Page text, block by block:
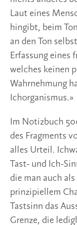
Laut eines
hingibt, beim
an den Ton
Erfassung eines
welches keinen
Wahrnehmung
Ichorganismus.»
Im Notizbuch
des Fragments
alles Urteil.
Tast- und Ich-
die man auch
prinzipiellem
Tastsinn das
Grenze, die